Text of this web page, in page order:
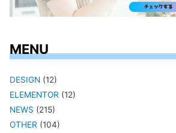
MENU
DESIGN (12)
ELEMENTOR (12)
NEWS (215)
OTHER (104)